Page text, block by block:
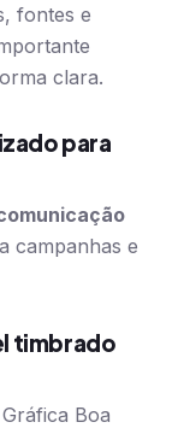
fontes e
clara.
para
campanhas e
timbrado
Boa